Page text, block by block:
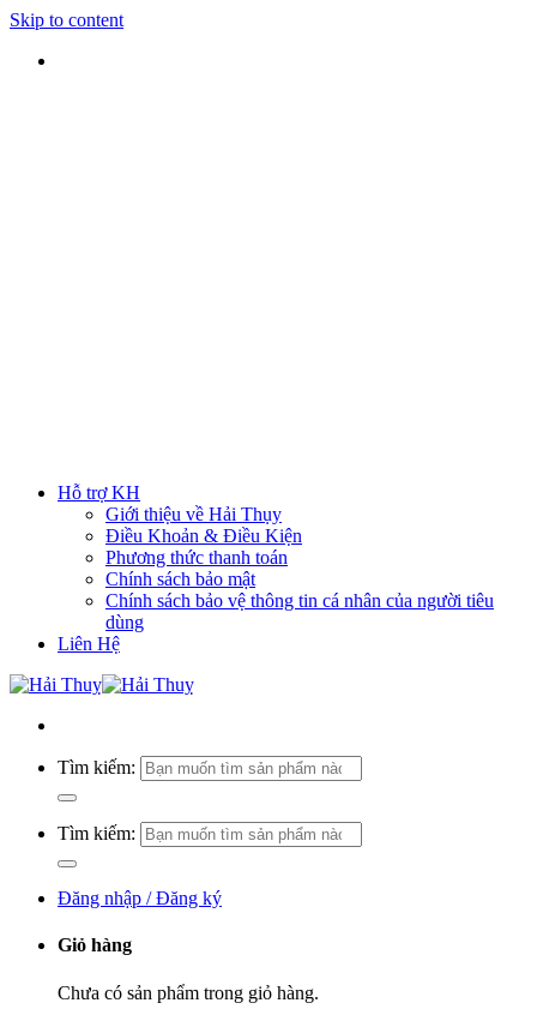
Skip to content
Hỗ trợ KH
Giới thiệu về Hải Thụy
Điều Khoản & Điều Kiện
Phương thức thanh toán
Chính sách bảo mật
Chính sách bảo vệ thông tin cá nhân của người tiêu
dùng
Liên Hệ
Tìm kiếm:
Tìm kiếm:
Đăng nhập / Đăng ký
Giỏ hàng
Chưa có sản phẩm trong giỏ hàng.